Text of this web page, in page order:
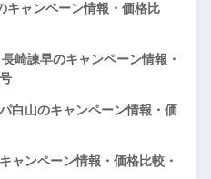
ャンペーン情報・価格比
崎諫早のキャンペーン情報・
白山のキャンペーン情報・価
ンペーン情報・価格比較・